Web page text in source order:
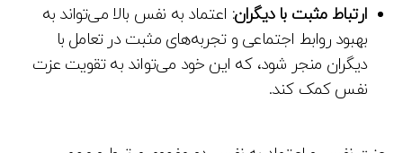
ارتباط مثبت با دیگران:اعتماد به نفس بالا می‌تواند به
بهبود روابط اجتماعی و تجربه‌های مثبت در تعامل با
دیگران منجر شود، که این خود می‌تواند به تقویت عزت
نفس کمک کند.